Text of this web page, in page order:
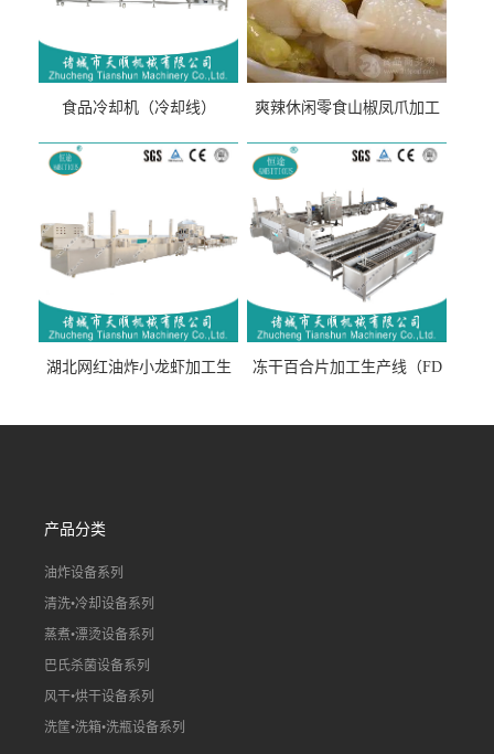
食品冷却机（冷却线）
爽辣休闲零食山椒凤爪加工
流水线）
湖北网红油炸小龙虾加工生
线）
冻干百合片加工生产线（FD
线）
产品分类
油炸设备系列
清洗•冷却设备系列
蒸煮•漂烫设备系列
巴氏杀菌设备系列
风干•烘干设备系列
洗筐•洗箱•洗瓶设备系列